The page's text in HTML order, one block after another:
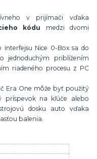
v prijímači vďaka
kódu medzi dvomi
Nice 0-Box sa do
jednoduchým priblížením
riadeného procesu z PC
Era One môže byť použitý
príspevok na kľúče alebo
dosku auto vďaka
balenia.